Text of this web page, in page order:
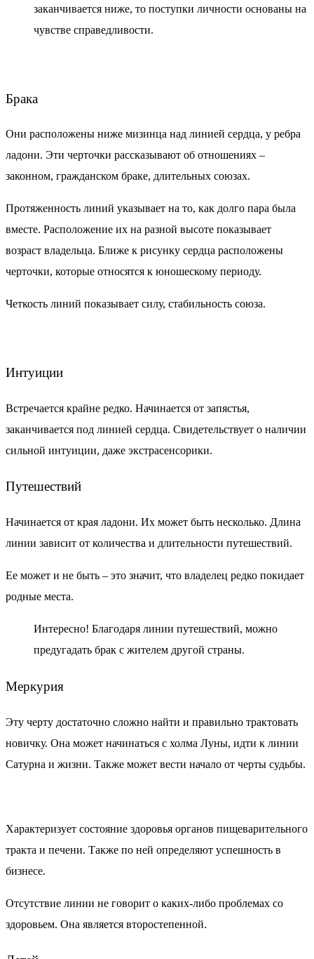
заканчивается ниже, то поступки личности основаны на
чувстве справедливости.
Брака
Они расположены ниже мизинца над линией сердца, у ребра
ладони. Эти черточки рассказывают об отношениях –
законном, гражданском браке, длительных союзах.
Протяженность линий указывает на то, как долго пара была
вместе. Расположение их на разной высоте показывает
возраст владельца. Ближе к рисунку сердца расположены
черточки, которые относятся к юношескому периоду.
Четкость линий показывает силу, стабильность союза.
Интуиции
Встречается крайне редко. Начинается от запястья,
заканчивается под линией сердца. Свидетельствует о наличии
сильной интуиции, даже экстрасенсорики.
Путешествий
Начинается от края ладони. Их может быть несколько. Длина
линии зависит от количества и длительности путешествий.
Ее может и не быть – это значит, что владелец редко покидает
родные места.
Интересно! Благодаря линии путешествий, можно
предугадать брак с жителем другой страны.
Меркурия
Эту черту достаточно сложно найти и правильно трактовать
новичку. Она может начинаться с холма Луны, идти к линии
Сатурна и жизни. Также может вести начало от черты судьбы.
Характеризует состояние здоровья органов пищеварительного
тракта и печени. Также по ней определяют успешность в
бизнесе.
Отсутствие линии не говорит о каких-либо проблемах со
здоровьем. Она является второстепенной.